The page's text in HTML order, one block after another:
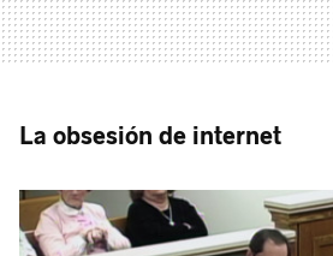
La obsesión de internet